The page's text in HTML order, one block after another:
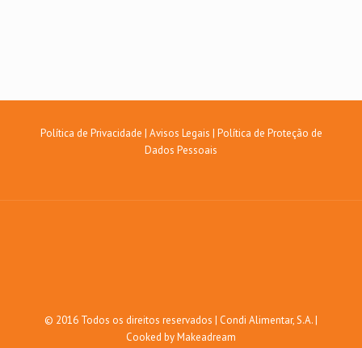
Política de Privacidade | Avisos Legais | Política de Proteção de
Dados Pessoais
© 2016 Todos os direitos reservados | Condi Alimentar, S.A. |
Cooked by Makeadream